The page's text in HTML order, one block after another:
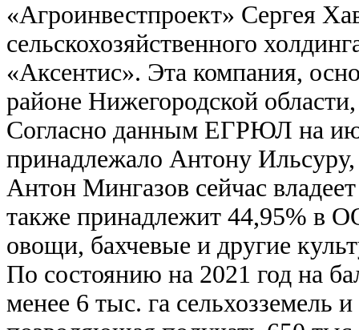
«Агроинвестпроект» Сергея
сельскохозяйственного
«Аксентис». Эта компания,
районе Нижегородской
Согласно данным ЕГРЮЛ на
принадлежало Антону
Антон Мингазов сейчас
также принадлежит 44,95% в
овощи, бахчевые и другие
По состоянию на 2021 год на
менее 6 тыс. га сельхозземель